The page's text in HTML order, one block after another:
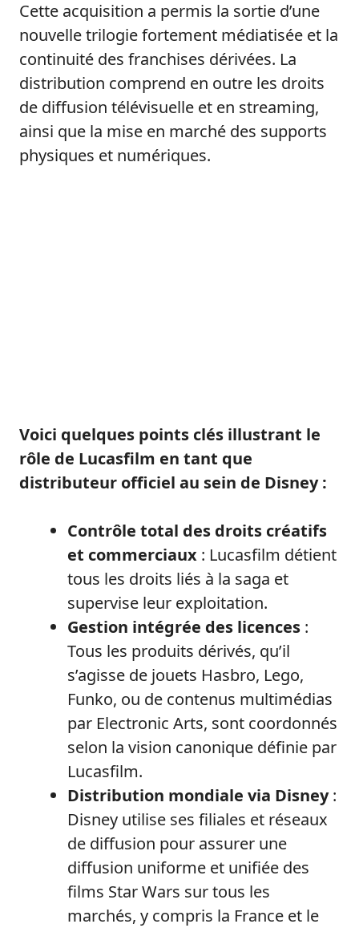
Cette acquisition a permis la sortie d’une
nouvelle trilogie fortement médiatisée et la
continuité des franchises dérivées. La
distribution comprend en outre les droits
de diffusion télévisuelle et en streaming,
ainsi que la mise en marché des supports
physiques et numériques.
Voici quelques points clés illustrant le
rôle de Lucasfilm en tant que
distributeur officiel au sein de Disney :
Contrôle total des droits créatifs
et commerciaux : Lucasfilm détient
tous les droits liés à la saga et
supervise leur exploitation.
Gestion intégrée des licences :
Tous les produits dérivés, qu’il
s’agisse de jouets Hasbro, Lego,
Funko, ou de contenus multimédias
par Electronic Arts, sont coordonnés
selon la vision canonique définie par
Lucasfilm.
Distribution mondiale via Disney:
Disney utilise ses filiales et réseaux
de diffusion pour assurer une
diffusion uniforme et unifiée des
films Star Wars sur tous les
marchés, y compris la France et le